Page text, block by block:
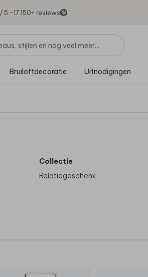
/ 5 -17.150+ reviews
Bruiloftdecoratie Uitnodigingen
Collectie
Relatiegeschenk